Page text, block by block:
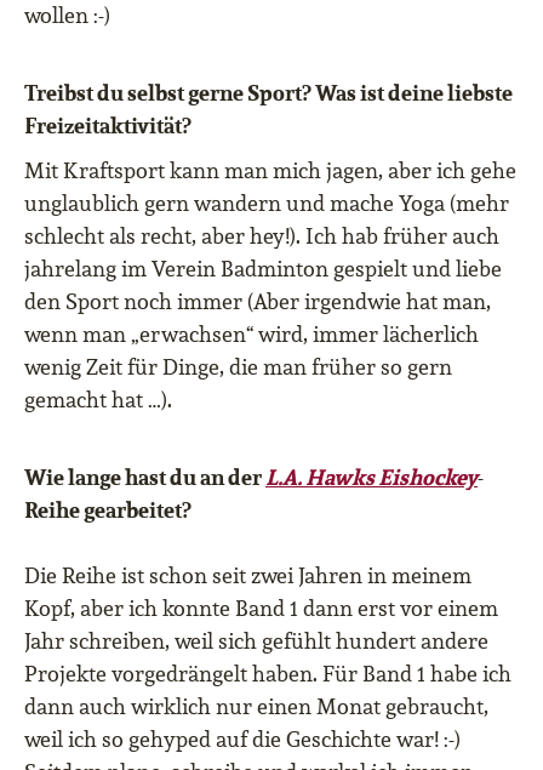
wollen :-)
Treibst du selbst gerne Sport? Was ist deine liebste
Freizeitaktivität?
Mit Kraftsport kann man mich jagen, aber ich gehe
unglaublich gern wandern und mache Yoga (mehr
schlecht als recht, aber hey!). Ich hab früher auch
jahrelang im Verein Badminton gespielt und liebe
den Sport noch immer (Aber irgendwie hat man,
wenn man „erwachsen“ wird, immer lächerlich
wenig Zeit für Dinge, die man früher so gern
gemacht hat …).
Wie lange hast du an derL.A. Hawks Eishockey-
Reihe gearbeitet?
Die Reihe ist schon seit zwei Jahren in meinem
Kopf, aber ich konnte Band 1 dann erst vor einem
Jahr schreiben, weil sich gefühlt hundert andere
Projekte vorgedrängelt haben. Für Band 1 habe ich
dann auch wirklich nur einen Monat gebraucht,
weil ich so gehyped auf die Geschichte war! :-)